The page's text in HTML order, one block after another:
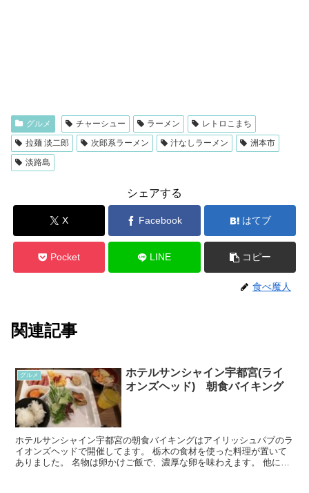
グルメ チャーシュー ラーメン
レトロこまち
拉麺 淡二郎
次郎系ラーメン 汁なしラーメン
洲本市
淡路島
シェアする
X Facebook はてブ
Pocket LINE コピー
食べ魔人
関連記事
グルメ
ホテルサンシャイン宇都宮(ライ
オンズヘッド) 朝食バイキング
ホテルサンシャイン宇都宮の朝食バイキングはアイリッシュパブのラ
イオンズヘッドで開催してます。 栃木の食材を使った料理が置いて
ありました。 名物は卵かけご飯で、濃厚な卵を味わえます。 他には